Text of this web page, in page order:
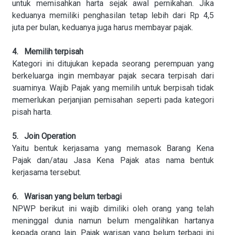
untuk memisahkan harta sejak awal pernikahan. Jika
keduanya memiliki penghasilan tetap lebih dari Rp 4,5
juta per bulan, keduanya juga harus membayar pajak.
4. Memilih terpisah
Kategori ini ditujukan kepada seorang perempuan yang
berkeluarga ingin membayar pajak secara terpisah dari
suaminya. Wajib Pajak yang memilih untuk berpisah tidak
memerlukan perjanjian pemisahan seperti pada kategori
pisah harta.
5. Join Operation
Yaitu bentuk kerjasama yang memasok Barang Kena
Pajak dan/atau Jasa Kena Pajak atas nama bentuk
kerjasama tersebut.
6. Warisan yang belum terbagi
NPWP berikut ini wajib dimiliki oleh orang yang telah
meninggal dunia namun belum mengalihkan hartanya
kepada orang lain. Pajak warisan yang belum terbagi ini